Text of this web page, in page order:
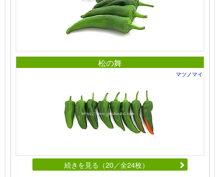
松の舞
マツノマイ
続きを見る（20／全24枚）